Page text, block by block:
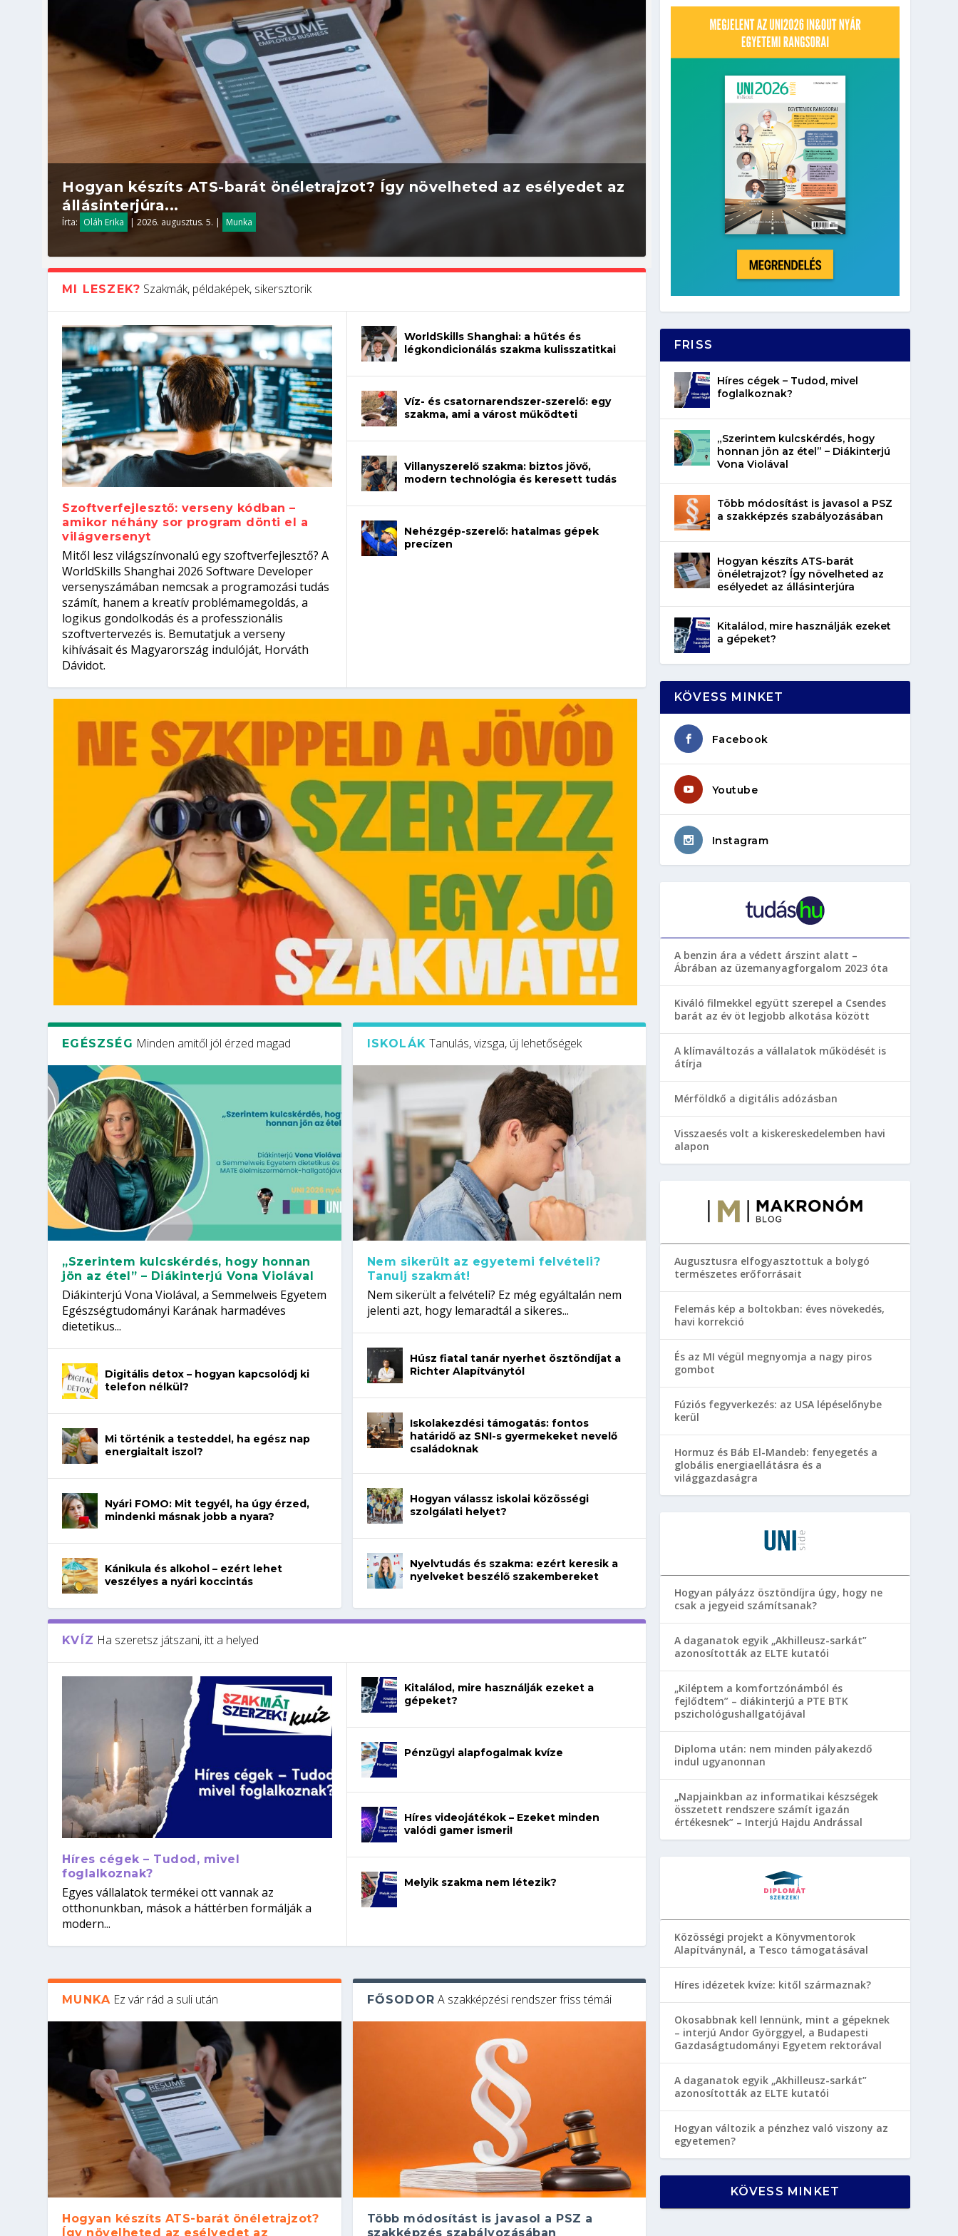
Hogyan készíts ATS-barát önéletrajzot? Így növelheted az esélyedet az
állásinterjúra...
Írta: Oláh Erika |2026. augusztus. 5. | Munka
Kitalálod, mire használják ezeket a gépeket?
Írta: Tóth Mónika |2026. augusztus. 4.| Kvíz
Nem sikerült az egyetemi felvételi? Tanulj szakmát!
Írta: Oláh Erika |2026. augusztus. 4.| Iskolák
Szoftverfejlesztő: verseny kódban – amikor néhány sor program dönti
el a világversenyt...
Írta: Szakmát Szerzek |2026. augusztus. 3.| Mi leszek?
Digitális detox – hogyan kapcsolódj ki telefon nélkül?
Írta: Oláh Erika |2026. augusztus. 3.| Egészség
MI LESZEK? Szakmák, példaképek, sikersztorik
Szoftverfejlesztő: verseny kódban –
amikor néhány sor program dönti el a
világversenyt
Mitől lesz világszínvonalú egy szoftverfejlesztő? A
WorldSkills Shanghai 2026 Software Developer
versenyszámában nemcsak a programozási tudás
számít, hanem a kreatív problémamegoldás, a
logikus gondolkodás és a professzionális
szoftvertervezés is. Bemutatjuk a verseny
kihívásait és Magyarország indulóját, Horváth
Dávidot.
WorldSkills Shanghai: a hűtés és
légkondicionálás szakma kulisszatitkai
Víz- és csatornarendszer-szerelő: egy
szakma, ami a várost működteti
Villanyszerelő szakma: biztos jövő,
modern technológia és keresett tudás
Nehézgép-szerelő: hatalmas gépek
precízen
EGÉSZSÉG Minden amitől jól érzed magad
„Szerintem kulcskérdés, hogy honnan
jön az étel” – Diákinterjú Vona Violával
Diákinterjú Vona Violával, a Semmelweis Egyetem
Egészségtudományi Karának harmadéves
dietetikus...
Digitális detox – hogyan kapcsolódj ki
telefon nélkül?
Mi történik a testeddel, ha egész nap
energiaitalt iszol?
Nyári FOMO: Mit tegyél, ha úgy érzed,
mindenki másnak jobb a nyara?
Kánikula és alkohol – ezért lehet
veszélyes a nyári koccintás
ISKOLÁK Tanulás, vizsga, új lehetőségek
Nem sikerült az egyetemi felvételi?
Tanulj szakmát!
Nem sikerült a felvételi? Ez még egyáltalán nem
jelenti azt, hogy lemaradtál a sikeres...
Húsz fiatal tanár nyerhet ösztöndíjat a
Richter Alapítványtól
Iskolakezdési támogatás: fontos
határidő az SNI-s gyermekeket nevelő
családoknak
Hogyan válassz iskolai közösségi
szolgálati helyet?
Nyelvtudás és szakma: ezért keresik a
nyelveket beszélő szakembereket
KVÍZ Ha szeretsz játszani, itt a helyed
Híres cégek – Tudod, mivel
foglalkoznak?
Egyes vállalatok termékei ott vannak az
otthonunkban, mások a háttérben formálják a
modern...
Kitalálod, mire használják ezeket a
gépeket?
Pénzügyi alapfogalmak kvíze
Híres videojátékok – Ezeket minden
valódi gamer ismeri!
Melyik szakma nem létezik?
MUNKA Ez vár rád a suli után
Hogyan készíts ATS-barát önéletrajzot?
Így növelheted az esélyedet az
FŐSODOR A szakképzési rendszer friss témái
Több módosítást is javasol a PSZ a
szakképzés szabályozásában
FRISS
Híres cégek – Tudod, mivel
foglalkoznak?
„Szerintem kulcskérdés, hogy
honnan jön az étel” – Diákinterjú
Vona Violával
Több módosítást is javasol a PSZ
a szakképzés szabályozásában
Hogyan készíts ATS-barát
önéletrajzot? Így növelheted az
esélyedet az állásinterjúra
Kitalálod, mire használják ezeket
a gépeket?
KÖVESS MINKET
Facebook
Youtube
Instagram
A benzin ára a védett árszint alatt –
Ábrában az üzemanyagforgalom 2023 óta
Kiváló filmekkel együtt szerepel a Csendes
barát az év öt legjobb alkotása között
A klímaváltozás a vállalatok működését is
átírja
Mérföldkő a digitális adózásban
Visszaesés volt a kiskereskedelemben havi
alapon
Augusztusra elfogyasztottuk a bolygó
természetes erőforrásait
Felemás kép a boltokban: éves növekedés,
havi korrekció
És az MI végül megnyomja a nagy piros
gombot
Fúziós fegyverkezés: az USA lépéselőnybe
kerül
Hormuz és Báb El-Mandeb: fenyegetés a
globális energiaellátásra és a
világgazdaságra
Hogyan pályázz ösztöndíjra úgy, hogy ne
csak a jegyeid számítsanak?
A daganatok egyik „Akhilleusz-sarkát”
azonosították az ELTE kutatói
„Kiléptem a komfortzónámból és
fejlődtem” – diákinterjú a PTE BTK
pszichológushallgatójával
Diploma után: nem minden pályakezdő
indul ugyanonnan
„Napjainkban az informatikai készségek
összetett rendszere számít igazán
értékesnek” – Interjú Hajdu Andrással
Közösségi projekt a Könyvmentorok
Alapítványnál, a Tesco támogatásával
Híres idézetek kvíze: kitől származnak?
Okosabbnak kell lennünk, mint a gépeknek
– interjú Andor Györggyel, a Budapesti
Gazdaságtudományi Egyetem rektorával
A daganatok egyik „Akhilleusz-sarkát”
azonosították az ELTE kutatói
Hogyan változik a pénzhez való viszony az
egyetemen?
KÖVESS MINKET